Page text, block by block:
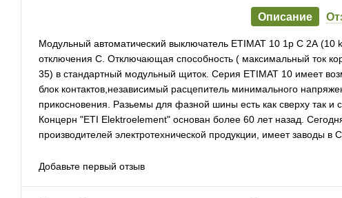
Описание
Модульный автоматический выключатель ETIMAT 10 1p C 2А (10
отключения С. Отключающая способность ( максимальный ток
35) в стандартный модульный щиток. Серия ETIMAT 10 имеет
блок контактов,независимый расцепитель минимального
прикосновения. Разьемы для фазной шины есть как сверху так и
Концерн "ETI Elektroelement" основан более 60 лет назад.
производителей электротехнической продукции, имеет заводы в
Добавьте первый отзыв